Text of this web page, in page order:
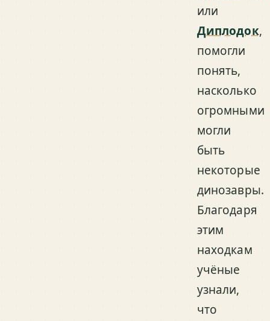
или
Диплодок,
помогли
понять,
насколько
огромными
могли
быть
некоторые
динозавры.
Благодаря
этим
находкам
учёные
узнали,
что